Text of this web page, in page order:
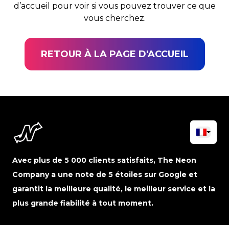
d’accueil pour voir si vous pouvez trouver ce que
vous cherchez.
RETOUR À LA PAGE D'ACCUEIL
Avec plus de 5 000 clients satisfaits, The Neon
Company a une note de 5 étoiles sur Google et
garantit la meilleure qualité, le meilleur service et la
plus grande fiabilité à tout moment.